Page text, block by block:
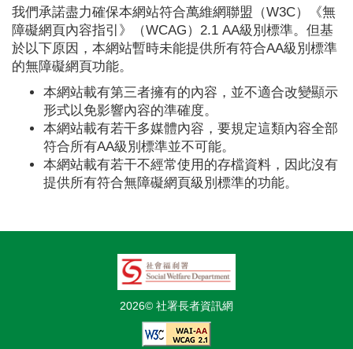
我們承諾盡力確保本網站符合萬維網聯盟（W3C）《無
障礙網頁內容指引》（WCAG）2.1 AA級別標準。但基
於以下原因，本網站暫時未能提供所有符合AA級別標準
的無障礙網頁功能。
本網站載有第三者擁有的內容，並不適合改變顯示
形式以免影響內容的準確度。
本網站載有若干多媒體內容，要規定這類內容全部
符合所有AA級別標準並不可能。
本網站載有若干不經常使用的存檔資料，因此沒有
提供所有符合無障礙網頁級別標準的功能。
2026© 社署長者資訊網